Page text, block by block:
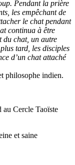
Pendant la prière
les empêchant de
le chat pendant
continua à être
du chat, un autre
tard, les disciples
d’un chat attaché
philosophe indien.
au Cercle Taoïste
et saine